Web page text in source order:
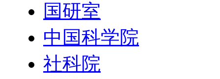
国研室
中国科学院
社科院